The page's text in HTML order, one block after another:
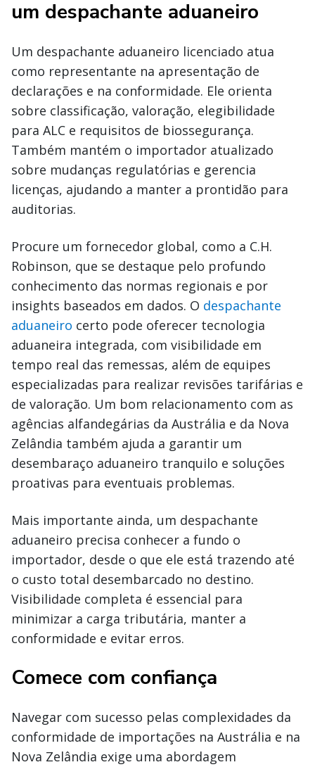
um despachante aduaneiro
Um despachante aduaneiro licenciado atua
como representante na apresentação de
declarações e na conformidade. Ele orienta
sobre classificação, valoração, elegibilidade
para ALC e requisitos de biossegurança.
Também mantém o importador atualizado
sobre mudanças regulatórias e gerencia
licenças, ajudando a manter a prontidão para
auditorias.
Procure um fornecedor global, como a C.H.
Robinson, que se destaque pelo profundo
conhecimento das normas regionais e por
insights baseados em dados. O despachante
aduaneiro certo pode oferecer tecnologia
aduaneira integrada, com visibilidade em
tempo real das remessas, além de equipes
especializadas para realizar revisões tarifárias e
de valoração. Um bom relacionamento com as
agências alfandegárias da Austrália e da Nova
Zelândia também ajuda a garantir um
desembaraço aduaneiro tranquilo e soluções
proativas para eventuais problemas.
Mais importante ainda, um despachante
aduaneiro precisa conhecer a fundo o
importador, desde o que ele está trazendo até
o custo total desembarcado no destino.
Visibilidade completa é essencial para
minimizar a carga tributária, manter a
conformidade e evitar erros.
Comece com confiança
Navegar com sucesso pelas complexidades da
conformidade de importações na Austrália e na
Nova Zelândia exige uma abordagem